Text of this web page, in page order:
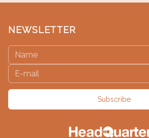
NEWSLETTER
Subscribe